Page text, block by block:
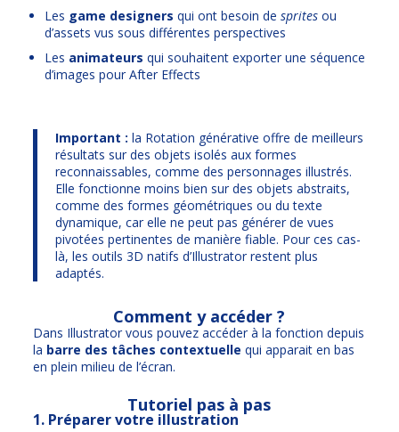
Les game designers qui ont besoin de spritesou
d’assets vus sous différentes perspectives
Les animateurs qui souhaitent exporter une séquence
d’images pour After Effects
Important : la Rotation générative offre de meilleurs
résultats sur des objets isolés aux formes
reconnaissables, comme des personnages illustrés.
Elle fonctionne moins bien sur des objets abstraits,
comme des formes géométriques ou du texte
dynamique, car elle ne peut pas générer de vues
pivotées pertinentes de manière fiable. Pour ces cas-
là, les outils 3D natifs d’Illustrator restent plus
adaptés.
Comment y accéder ?
Dans Illustrator vous pouvez accéder à la fonction depuis
la barre des tâches contextuelle qui apparait en bas
en plein milieu de l’écran.
Tutoriel pas à pas
1. Préparer votre illustration